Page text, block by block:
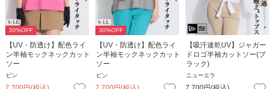
30%OFF
【UV・防透け】配色ライ
ン半袖モックネックカット
ソー
ピン
30%OFF
【UV・防透け】配色ライ
ン半袖モックネックカット
ソー
ピン
【吸汗速乾UV】ジャガー
ドロゴ半袖カットソー(ブ
ラック)
ニューエラ